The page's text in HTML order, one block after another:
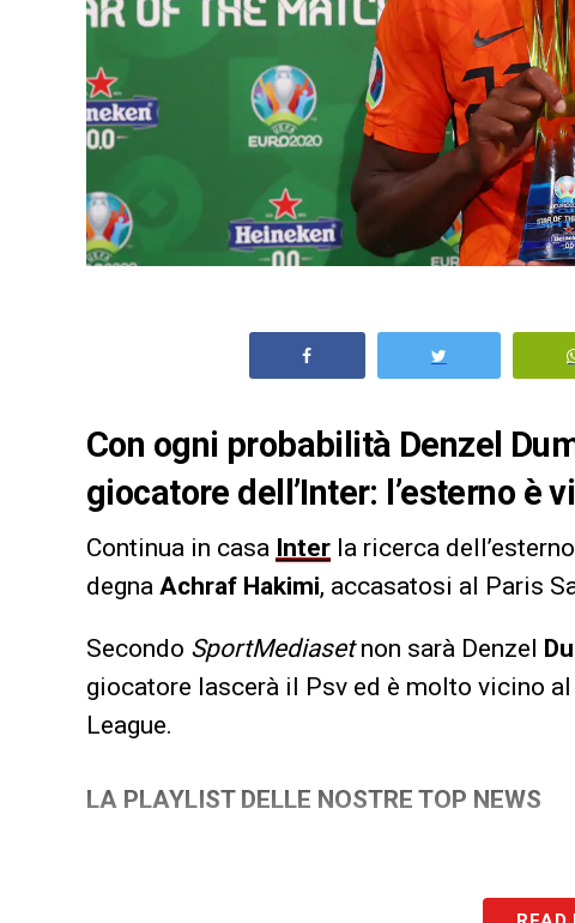
Con ogni probabilità Denzel
giocatore dell’Inter: l’esterno è
Continua in casa Inter la ricerca
degna Achraf Hakimi, accasatosi al Paris
Secondo SportMediasetnon sarà Denzel
giocatore lascerà il Psv ed è molto vicino
League.
LA PLAYLIST DELLE NOSTRE TOP NEWS